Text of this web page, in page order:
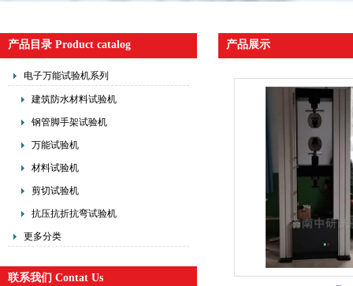
产品目录 Product catalog
电子万能试验机系列
建筑防水材料试验机
钢管脚手架试验机
万能试验机
材料试验机
剪切试验机
抗压抗折抗弯试验机
更多分类
联系我们 Contat Us
产品展示